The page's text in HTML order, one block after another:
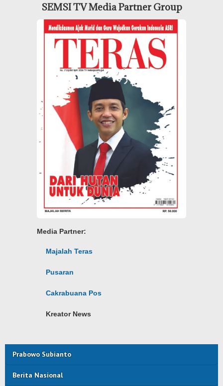
SEMSI TV Media Partner Group
Media Partner:
Majalah Teras
Pusaran
Cakrabuana Pos
Kreator News
Prabowo Subianto
Berita Nasional